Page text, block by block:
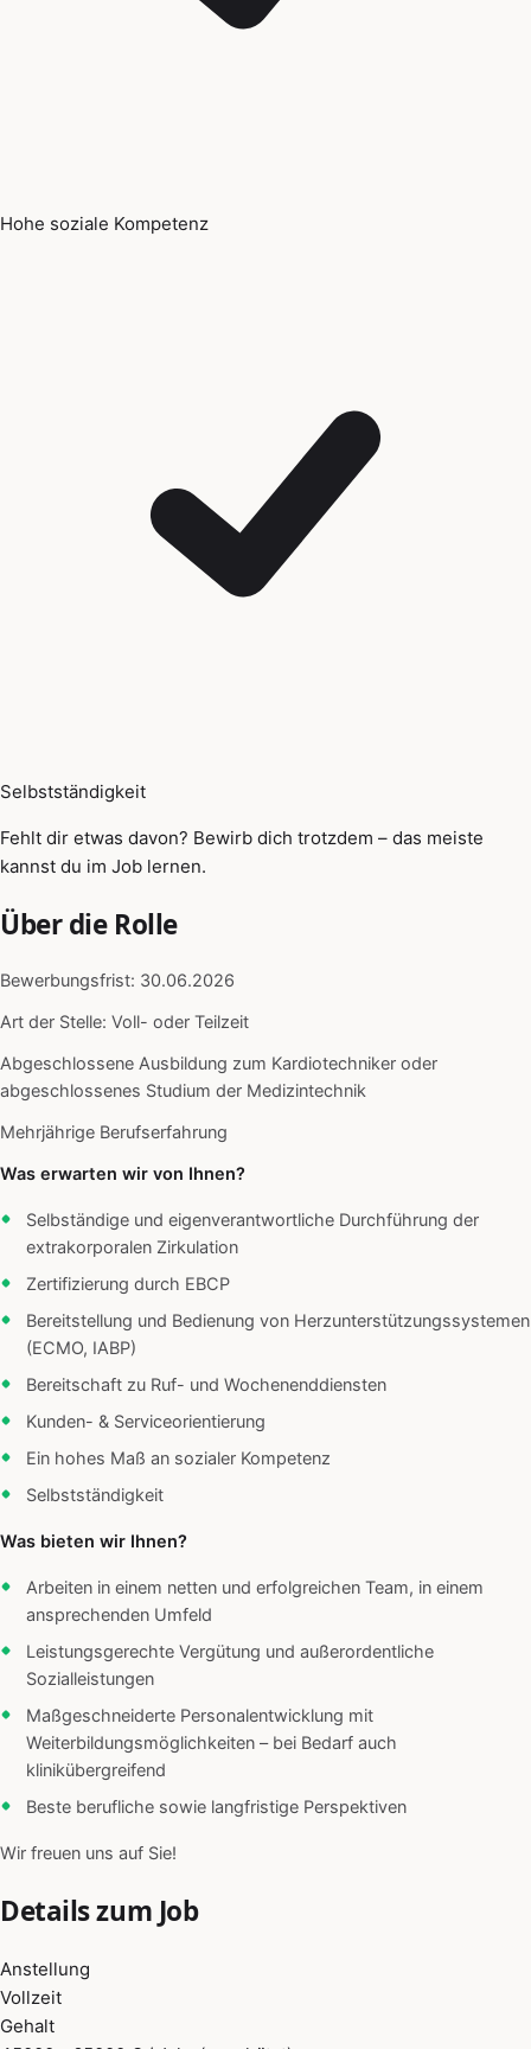
Hohe soziale Kompetenz
Selbstständigkeit
Fehlt dir etwas davon? Bewirb dich trotzdem – das meiste
kannst du im Job lernen.
Über die Rolle
Bewerbungsfrist: 30.06.2026
Art der Stelle: Voll- oder Teilzeit
Abgeschlossene Ausbildung zum Kardiotechniker oder
abgeschlossenes Studium der Medizintechnik
Mehrjährige Berufserfahrung
Was erwarten wir von Ihnen?
Selbständige und eigenverantwortliche Durchführung der
extrakorporalen Zirkulation
Zertifizierung durch EBCP
Bereitstellung und Bedienung von Herzunterstützungssystemen
(ECMO, IABP)
Bereitschaft zu Ruf- und Wochenenddiensten
Kunden- & Serviceorientierung
Ein hohes Maß an sozialer Kompetenz
Selbstständigkeit
Was bieten wir Ihnen?
Arbeiten in einem netten und erfolgreichen Team, in einem
ansprechenden Umfeld
Leistungsgerechte Vergütung und außerordentliche
Sozialleistungen
Maßgeschneiderte Personalentwicklung mit
Weiterbildungsmöglichkeiten – bei Bedarf auch
klinikübergreifend
Beste berufliche sowie langfristige Perspektiven
Wir freuen uns auf Sie!
Details zum Job
Anstellung
Vollzeit
Gehalt